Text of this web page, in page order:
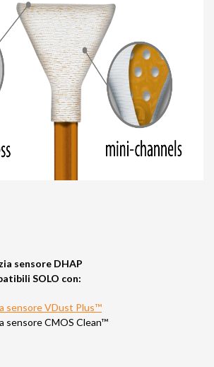
sensore DHAP
SOLO con:
sensore VDust Plus™
sensore CMOS Clean™